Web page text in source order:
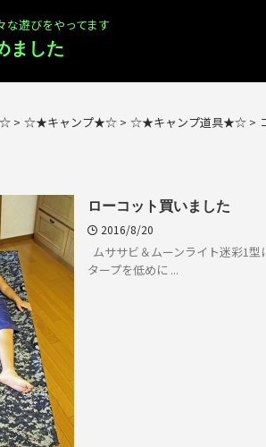
な遊びをやってます
ました
> ☆★キャンプ★☆ > ☆★キャンプ道具★☆ >
ローコット買いました
2016/8/20
ムササビ＆ムーンライト迷彩1
タープを低めに ...